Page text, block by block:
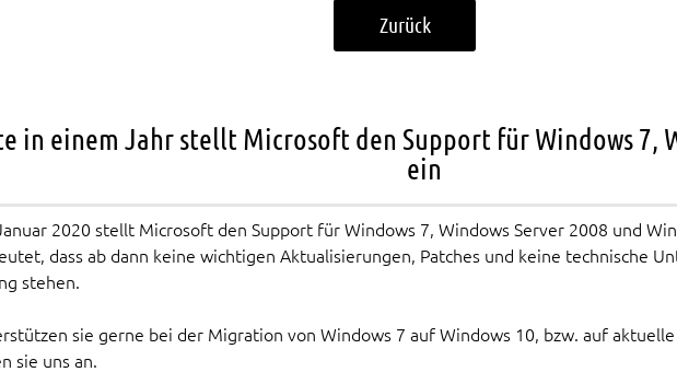
Zurück
in einem Jahr stellt Microsoft den Support für Windows 7,
ein
2020 stellt Microsoft den Support für Windows 7, Windows Server 2008 und
dass ab dann keine wichtigen Aktualisierungen, Patches und keine technische
stehen.
sie gerne bei der Migration von Windows 7 auf Windows 10, bzw. auf
sie uns an.